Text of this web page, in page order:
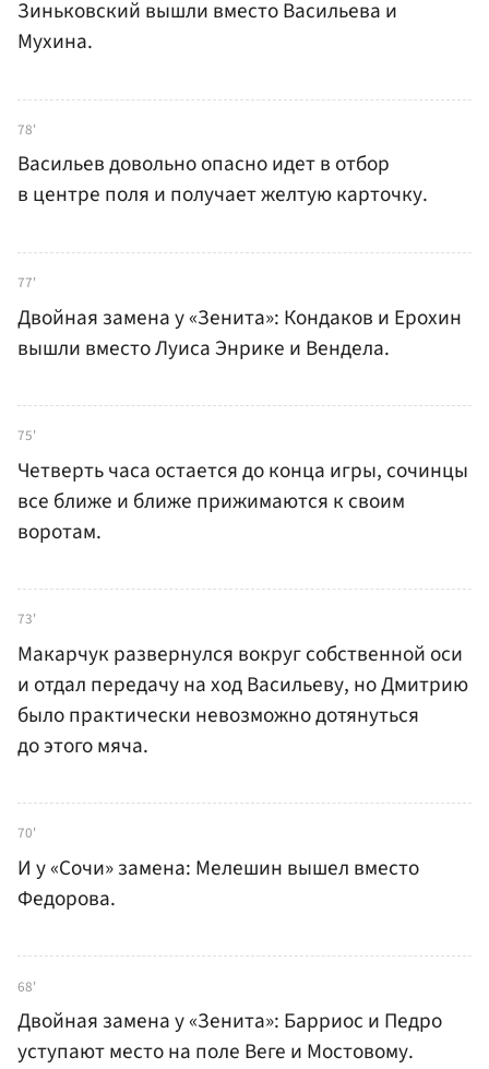
Зиньковский вышли вместо Васильева и
Мухина.
78'
Васильев довольно опасно идет в отбор
в центре поля и получает желтую карточку.
77'
Двойная замена у «Зенита»: Кондаков и Ерохин
вышли вместо Луиса Энрике и Вендела.
75'
Четверть часа остается до конца игры, сочинцы
все ближе и ближе прижимаются к своим
воротам.
73'
Макарчук развернулся вокруг собственной оси
и отдал передачу на ход Васильеву, но Дмитрию
было практически невозможно дотянуться
до этого мяча.
70'
И у «Сочи» замена: Мелешин вышел вместо
Федорова.
68'
Двойная замена у «Зенита»: Барриос и Педро
уступают место на поле Веге и Мостовому.